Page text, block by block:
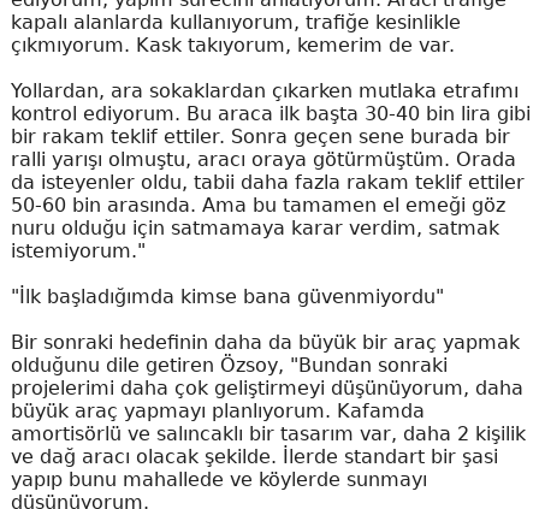
kapalı alanlarda kullanıyorum, trafiğe kesinlikle
çıkmıyorum. Kask takıyorum, kemerim de var.
Yollardan, ara sokaklardan çıkarken mutlaka etrafımı
kontrol ediyorum. Bu araca ilk başta 30-40 bin lira gibi
bir rakam teklif ettiler. Sonra geçen sene burada bir
ralli yarışı olmuştu, aracı oraya götürmüştüm. Orada
da isteyenler oldu, tabii daha fazla rakam teklif ettiler
50-60 bin arasında. Ama bu tamamen el emeği göz
nuru olduğu için satmamaya karar verdim, satmak
istemiyorum."
"İlk başladığımda kimse bana güvenmiyordu"
Bir sonraki hedefinin daha da büyük bir araç yapmak
olduğunu dile getiren Özsoy, "Bundan sonraki
projelerimi daha çok geliştirmeyi düşünüyorum, daha
büyük araç yapmayı planlıyorum. Kafamda
amortisörlü ve salıncaklı bir tasarım var, daha 2 kişilik
ve dağ aracı olacak şekilde. İlerde standart bir şasi
yapıp bunu mahallede ve köylerde sunmayı
düşünüyorum.